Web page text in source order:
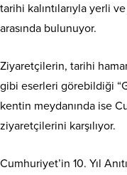
tarihi kalıntılarıyla yerli
arasında bulunuyor.
Ziyaretçilerin, tarihi
gibi eserleri görebildiği
kentin meydanında ise
ziyaretçilerini karşılıyor.
Cumhuriyet’in 10. Yıl